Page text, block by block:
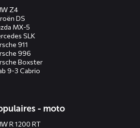
Z4
DS
MX-5
SLK
911
996
Boxster
9-3 Cabrio
- moto
R 1200 RT